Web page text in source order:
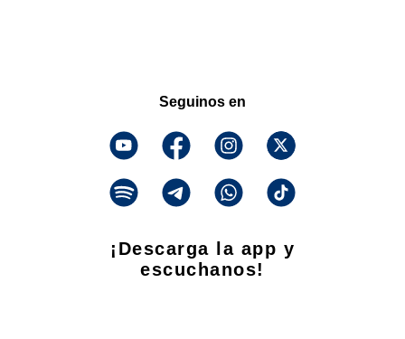
Seguinos en
¡Descarga la app y
escuchanos!